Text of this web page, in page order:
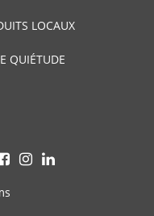
LOCAUX
QUIÉTUDE